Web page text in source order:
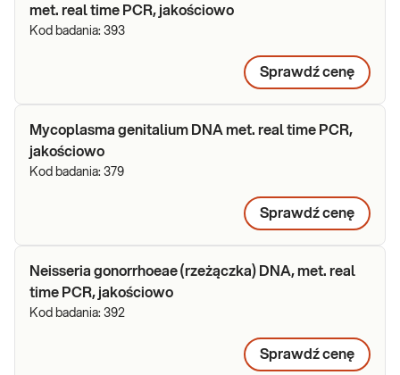
met. real time PCR, jakościowo
Kod badania: 393
Sprawdź cenę
Mycoplasma genitalium DNA met. real time PCR,
jakościowo
Kod badania: 379
Sprawdź cenę
Neisseria gonorrhoeae (rzeżączka) DNA, met. real
time PCR, jakościowo
Kod badania: 392
Sprawdź cenę